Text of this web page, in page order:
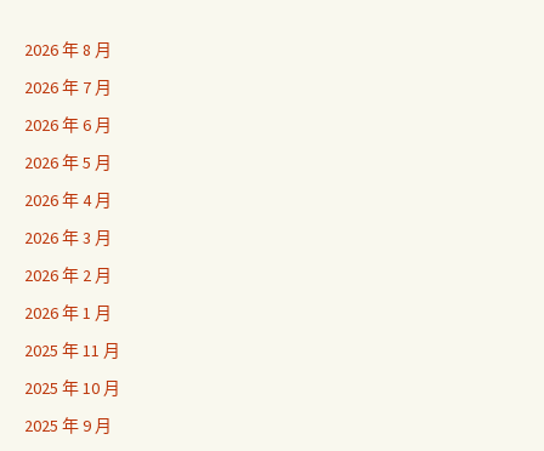
2026 年 8 月
2026 年 7 月
2026 年 6 月
2026 年 5 月
2026 年 4 月
2026 年 3 月
2026 年 2 月
2026 年 1 月
2025 年 11 月
2025 年 10 月
2025 年 9 月